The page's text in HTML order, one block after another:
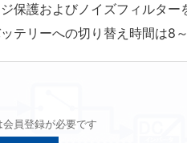
保護およびノイズフィルター
テリーへの切り替え時間は8～
員登録が必要です